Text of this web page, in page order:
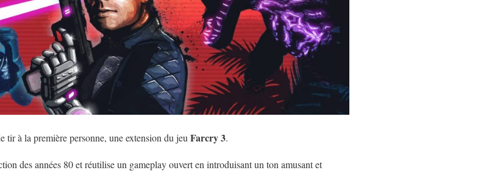
tir à la première personne, une extension du jeu Farcry 3.
des années 80 et réutilise un gameplay ouvert en introduisant un ton amusant et